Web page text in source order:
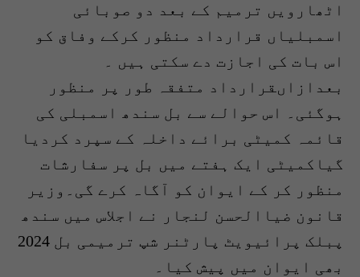
اٹھارویں ترمیم کے بعد دو صوبائی
اسمبلیاں قرارداد منظور کرکے وفاق کو
اس بات کی اجازت دے سکتی ہیں ۔
بعدازاںقرارداد متفقہ طور پر منظور
ہوگئی۔ اس حوالے سے بل سندھ اسمبلی کی
قائمہ کمیٹی برائے داخلہ کے سپرد کردیا
گیاکمیٹی ایک ہفتے میں بل پر سفارشات
منظور کر کے ایوان کو آگاہ کرے گی۔وزیر
قانون ضیاالحسن لنجار نے اجلاس میں سندھ
پبلک پرائیویٹ پارٹنر شپ ترمیمی بل 2024
بھی ایوان میں پیش کیا۔